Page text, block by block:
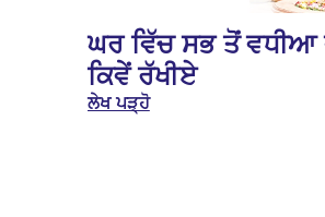
ਘਰ ਵਿੱਚ ਸਭ ਤੋਂ ਵਧੀਆ
ਕਿਵੇਂ ਰੱਖੀਏ
ਲੇਖ ਪੜ੍ਹੋ